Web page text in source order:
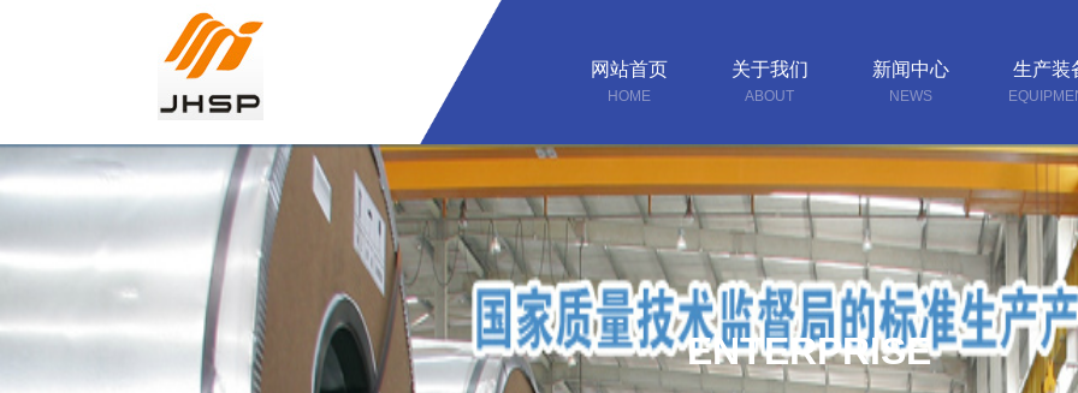
网站首页
HOME
关于我们
ABOUT
新闻中心
NEWS
生产装
ENTERPRISE